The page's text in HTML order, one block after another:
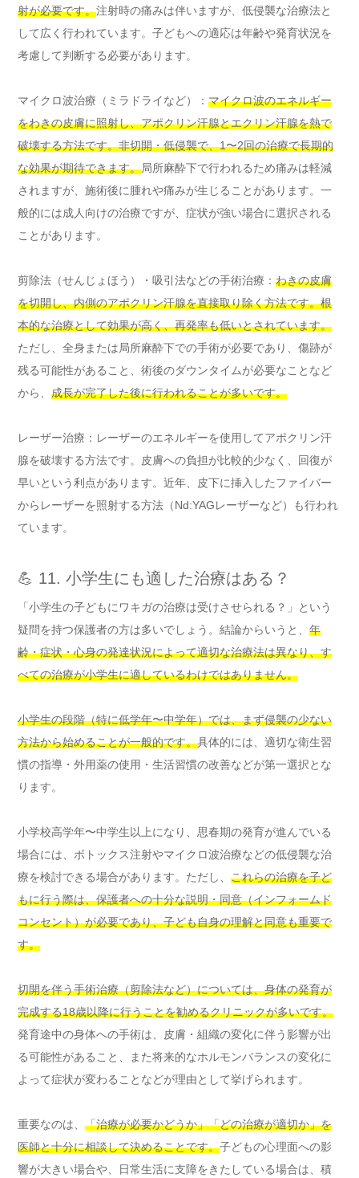
射が必要です。注射時の痛みは伴いますが、低侵襲な治療法と
して広く行われています。子どもへの適応は年齢や発育状況を
考慮して判断する必要があります。
マイクロ波治療（ミラドライなど）： マイクロ波のエネルギー
をわきの皮膚に照射し、アポクリン汗腺とエクリン汗腺を熱で
破壊する方法です。非切開・低侵襲で、1〜2回の治療で長期的
な効果が期待できます。局所麻酔下で行われるため痛みは軽減
されますが、施術後に腫れや痛みが生じることがあります。一
般的には成人向けの治療ですが、症状が強い場合に選択される
ことがあります。
剪除法（せんじょほう）・吸引法などの手術治療： わきの皮膚
を切開し、内側のアポクリン汗腺を直接取り除く方法です。根
本的な治療として効果が高く、再発率も低いとされています。
ただし、全身または局所麻酔下での手術が必要であり、傷跡が
残る可能性があること、術後のダウンタイムが必要なことなど
から、 成長が完了した後に行われることが多いです。
レーザー治療：レーザーのエネルギーを使用してアポクリン汗
腺を破壊する方法です。皮膚への負担が比較的少なく、回復が
早いという利点があります。近年、皮下に挿入したファイバー
からレーザーを照射する方法（Nd:YAGレーザーなど）も行われ
ています。
💪 11. 小学生にも適した治療はある？
「小学生の子どもにワキガの治療は受けさせられる？」という
疑問を持つ保護者の方は多いでしょう。結論からいうと、 年
齢・症状・心身の発達状況によって適切な治療法は異なり、す
べての治療が小学生に適しているわけではありません。
小学生の段階（特に低学年〜中学年）では、まず侵襲の少ない
方法から始めることが一般的です。具体的には、適切な衛生習
慣の指導・外用薬の使用・生活習慣の改善などが第一選択とな
ります。
小学校高学年〜中学生以上になり、思春期の発育が進んでいる
場合には、ボトックス注射やマイクロ波治療などの低侵襲な治
療を検討できる場合があります。ただし、 これらの治療を子ど
もに行う際は、保護者への十分な説明・同意（インフォームド
コンセント）が必要であり、子ども自身の理解と同意も重要で
す。
切開を伴う手術治療（剪除法など）については、身体の発育が
完成する18歳以降に行うことを勧めるクリニックが多いです。
発育途中の身体への手術は、皮膚・組織の変化に伴う影響が出
る可能性があること、また将来的なホルモンバランスの変化に
よって症状が変わることなどが理由として挙げられます。
重要なのは、 「治療が必要かどうか」「どの治療が適切か」を
医師と十分に相談して決めることです。子どもの心理面への影
響が大きい場合や、日常生活に支障をきたしている場合は、積